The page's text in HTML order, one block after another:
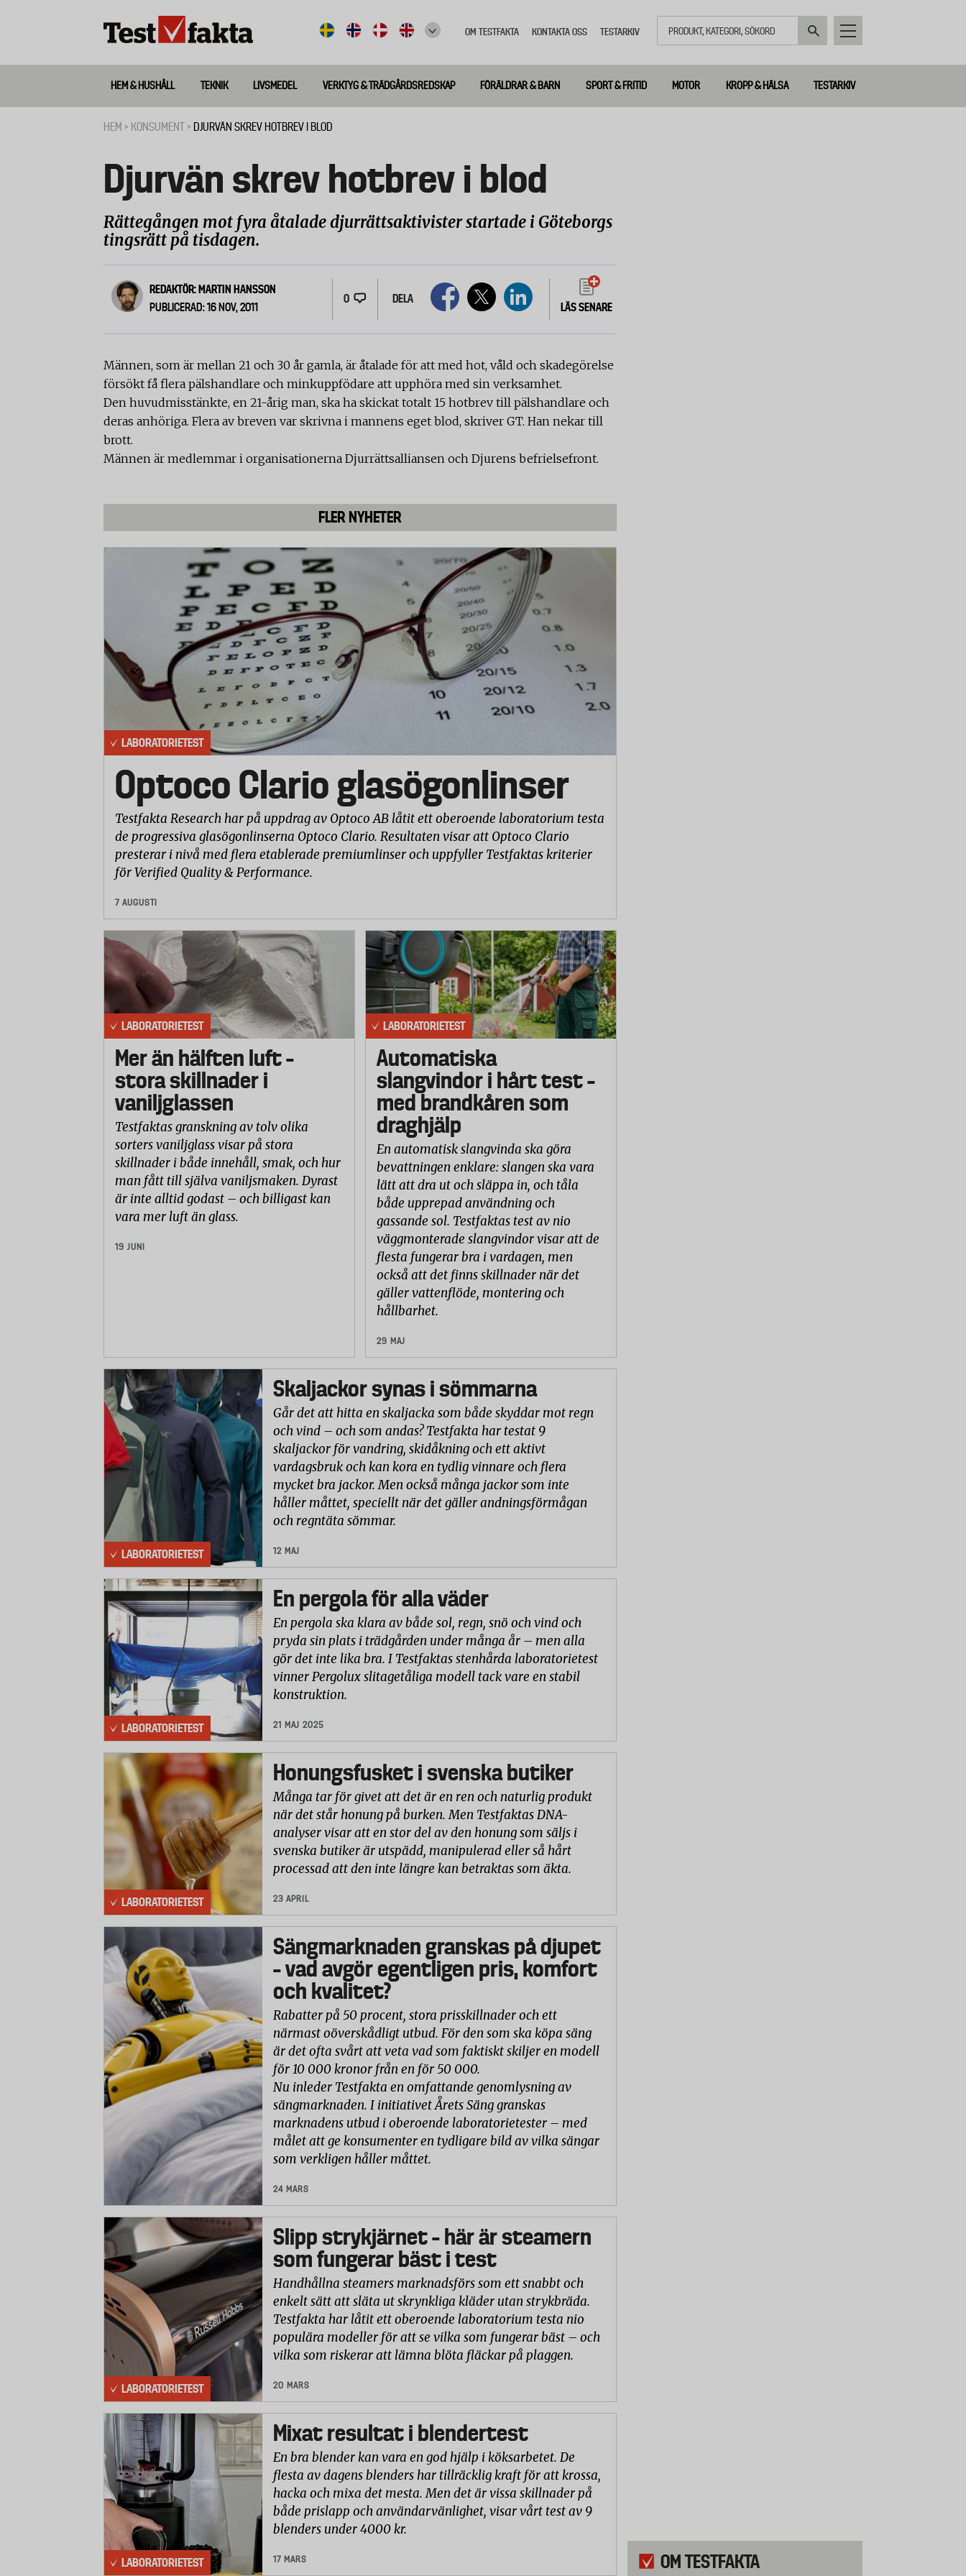
meny
OM TESTFAKTA KONTAKTA OSS TESTARKIV
Huvudmeny
ny
HEM & HUSHÅLL TEKNIK LIVSMEDEL VERKTYG & TRÄDGÅRDSREDSKAP FÖRÄLDRAR & BARN SPORT & FRITID MOTOR KROPP & HÄLSA TESTARKIV
HEM KONSUMENT DJURVÄN SKREV HOTBREV I BLOD
Djurvän skrev hotbrev i blod
Rättegången mot fyra åtalade djurrättsaktivister startade i Göteborgs
tingsrätt på tisdagen.
REDAKTÖR: MARTIN HANSSON
PUBLICERAD: 16 NOV, 2011
0 DELA
LÄS SENARE
Männen, som är mellan 21 och 30 år gamla, är åtalade för att med hot, våld och skadegörelse
försökt få flera pälshandlare och minkuppfödare att upphöra med sin verksamhet.
Den huvudmisstänkte, en 21-årig man, ska ha skickat totalt 15 hotbrev till pälshandlare och
deras anhöriga. Flera av breven var skrivna i mannens eget blod, skriver GT. Han nekar till
brott.
Männen är medlemmar i organisationerna Djurrättsalliansen och Djurens befrielsefront.
FLER NYHETER
LABORATORIETEST
Optoco Clario glasögonlinser
Testfakta Research har på uppdrag av Optoco AB låtit ett oberoende laboratorium testa
de progressiva glasögonlinserna Optoco Clario. Resultaten visar att Optoco Clario
presterar i nivå med flera etablerade premiumlinser och uppfyller Testfaktas kriterier
för Verified Quality & Performance.
7 AUGUSTI
LABORATORIETEST
Mer än hälften luft –
stora skillnader i
vaniljglassen
Testfaktas granskning av tolv olika
sorters vaniljglass visar på stora
skillnader i både innehåll, smak, och hur
man fått till själva vaniljsmaken. Dyrast
är inte alltid godast – och billigast kan
vara mer luft än glass.
19 JUNI
LABORATORIETEST
Automatiska
slangvindor i hårt test –
med brandkåren som
draghjälp
En automatisk slangvinda ska göra
bevattningen enklare: slangen ska vara
lätt att dra ut och släppa in, och tåla
både upprepad användning och
gassande sol. Testfaktas test av nio
väggmonterade slangvindor visar att de
flesta fungerar bra i vardagen, men
också att det finns skillnader när det
gäller vattenflöde, montering och
hållbarhet.
29 MAJ
LABORATORIETEST
Skaljackor synas i sömmarna
Går det att hitta en skaljacka som både skyddar mot regn
och vind – och som andas? Testfakta har testat 9
skaljackor för vandring, skidåkning och ett aktivt
vardagsbruk och kan kora en tydlig vinnare och flera
mycket bra jackor. Men också många jackor som inte
håller måttet, speciellt när det gäller andningsförmågan
och regntäta sömmar.
12 MAJ
LABORATORIETEST
En pergola för alla väder
En pergola ska klara av både sol, regn, snö och vind och
pryda sin plats i trädgården under många år – men alla
gör det inte lika bra. I Testfaktas stenhårda laboratorietest
vinner Pergolux slitagetåliga modell tack vare en stabil
konstruktion.
21 MAJ 2025
LABORATORIETEST
Honungsfusket i svenska butiker
Många tar för givet att det är en ren och naturlig produkt
när det står honung på burken. Men Testfaktas DNA-
analyser visar att en stor del av den honung som säljs i
svenska butiker är utspädd, manipulerad eller så hårt
processad att den inte längre kan betraktas som äkta.
23 APRIL
Sängmarknaden granskas på djupet
– vad avgör egentligen pris, komfort
och kvalitet?
Rabatter på 50 procent, stora prisskillnader och ett
närmast oöverskådligt utbud. För den som ska köpa säng
är det ofta svårt att veta vad som faktiskt skiljer en modell
för 10 000 kronor från en för 50 000.
Nu inleder Testfakta en omfattande genomlysning av
sängmarknaden. I initiativet Årets Säng granskas
marknadens utbud i oberoende laboratorietester – med
målet att ge konsumenter en tydligare bild av vilka sängar
som verkligen håller måttet.
24 MARS
LABORATORIETEST
Slipp strykjärnet – här är steamern
som fungerar bäst i test
Handhållna steamers marknadsförs som ett snabbt och
enkelt sätt att släta ut skrynkliga kläder utan strykbräda.
Testfakta har låtit ett oberoende laboratorium testa nio
populära modeller för att se vilka som fungerar bäst – och
vilka som riskerar att lämna blöta fläckar på plaggen.
20 MARS
LABORATORIETEST
Mixat resultat i blendertest
En bra blender kan vara en god hjälp i köksarbetet. De
flesta av dagens blenders har tillräcklig kraft för att krossa,
hacka och mixa det mesta. Men det är vissa skillnader på
både prislapp och användarvänlighet, visar vårt test av 9
blenders under 4000 kr.
17 MARS OM TESTFAKTA